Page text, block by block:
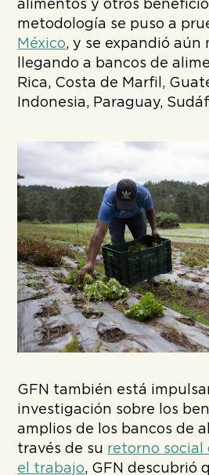
alimentos y otros
metodología se puso a
México, y se expandió aún
llegando a bancos de
Rica, Costa de Marfil,
Indonesia, Paraguay,
GFN también está
investigación sobre los
amplios de los bancos de
través de su retorno social
el trabajo, GFN descubrió